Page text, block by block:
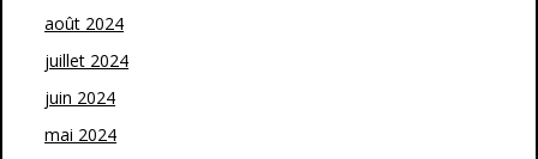
août 2024
juillet 2024
juin 2024
mai 2024